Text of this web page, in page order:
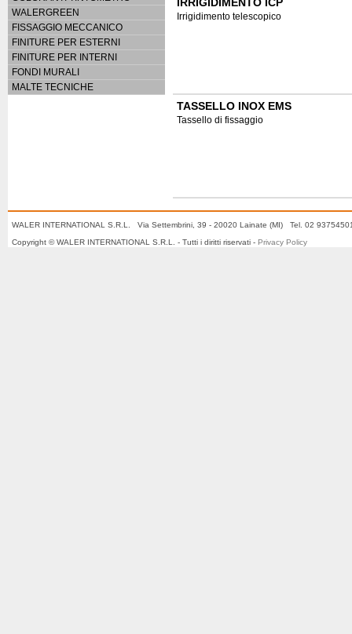
Irrigidimento telescopico
TASSELLO INOX EMS
Tassello di fissaggio
WALERGREEN
FISSAGGIO MECCANICO
FINITURE PER ESTERNI
FINITURE PER INTERNI
FONDI MURALI
MALTE TECNICHE
WALER INTERNATIONAL S.R.L. Via Settembrini, 39 - 20020 Lainate (MI) Tel. 02
Copyright © WALER INTERNATIONAL S.R.L. - Tutti i diritti riservati - Privacy Policy